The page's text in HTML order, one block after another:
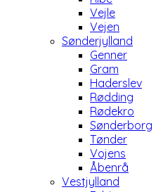
Vejle
Vejen
Sønderjylland
Genner
Gram
Haderslev
Rødding
Rødekro
Sønderborg
Tønder
Vojens
Åbenrå
Vestjylland